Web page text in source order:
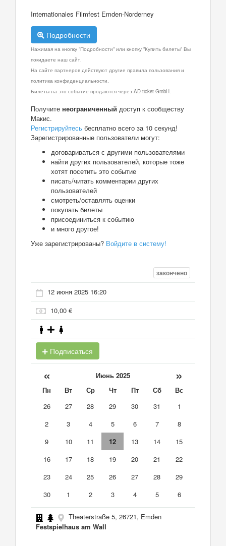
Internationales Filmfest Emden-Norderney
Подробности
Нажимая на кнопку "Подробности" или кнопку "Купить билеты" Вы
покидаете наш сайт.
На сайте партнеров действуют другие правила пользования и
политика конфиденциальности.
Билеты на это событие продаются через AD ticket GmbH.
Получите неограниченный доступ к сообществу
Макис.
Регистрируйтесь бесплатно всего за 10 секунд!
Зарегистрированные пользователи могут:
договариваться с другими пользователями
найти других пользователей, которые тоже
хотят посетить это событие
писать/читать комментарии других
пользователей
смотреть/оставлять оценки
покупать билеты
присоединиться к событию
и много другое!
Уже зарегистрированы? Войдите в систему!
закончено
12 июня 2025 16:20
10,00 €
Подписаться
« Июнь 2025 »
Пн Вт Ср Чт Пт Сб
Вс
26
27 28 29 30 31
1
2
3 4 5 6 7
8
9
10 11 12 13 14
15
16
17 18 19 20 21
22
23
24 25 26 27 28
29
30
1 2 3 4 5 6
Theaterstraße 5, 26721, Emden
Festspielhaus am Wall